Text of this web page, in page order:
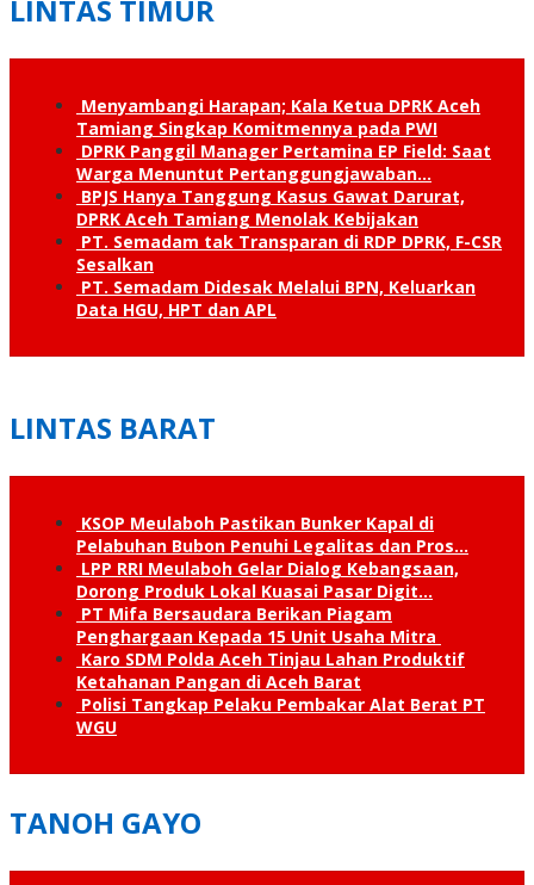
LINTAS TIMUR
Menyambangi Harapan; Kala Ketua DPRK Aceh
Tamiang Singkap Komitmennya pada PWI
DPRK Panggil Manager Pertamina EP Field: Saat
Warga Menuntut Pertanggung­jawaban…
BPJS Hanya Tanggung Kasus Gawat Darurat,
DPRK Aceh Tamiang Menolak Kebijakan
PT. Semadam tak Transparan di RDP DPRK, F-CSR
Sesalkan
PT. Semadam Didesak Melalui BPN, Keluarkan
Data HGU, HPT dan APL
LINTAS BARAT
KSOP Meulaboh Pastikan Bunker Kapal di
Pelabuhan Bubon Penuhi Legalitas dan Pros…
LPP RRI Meulaboh Gelar Dialog Kebangsaan,
Dorong Produk Lokal Kuasai Pasar Digit…
PT Mifa Bersaudara Berikan Piagam
Penghargaan Kepada 15 Unit Usaha Mitra
Karo SDM Polda Aceh Tinjau Lahan Produktif
Ketahanan Pangan di Aceh Barat
Polisi Tangkap Pelaku Pembakar Alat Berat PT
WGU
TANOH GAYO